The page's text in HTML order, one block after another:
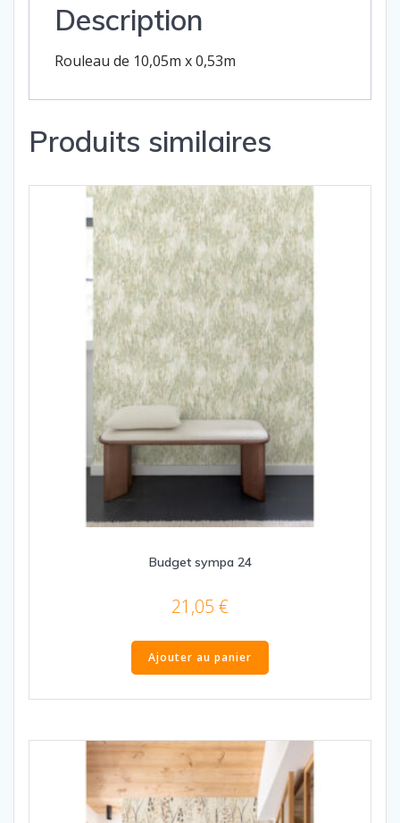
Description
Rouleau de 10,05m x 0,53m
Produits similaires
Budget sympa 24
21,05 €
Ajouter au panier